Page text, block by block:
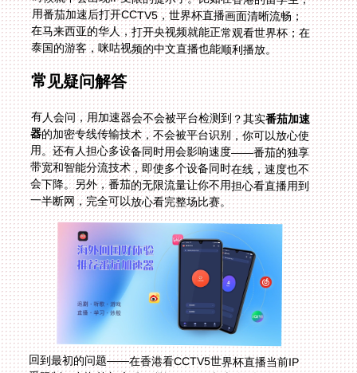
泰国的游客，咪咕视频的中文直播也能顺利播放。
常见疑问解答
有人会问，用加速器会不会被平台检测到？其实番茄加速
器的加密专线传输技术，不会被平台识别，你可以放心使
用。还有人担心多设备同时用会影响速度——番茄的独享
带宽和智能分流技术，即使多个设备同时在线，速度也不
会下降。另外，番茄的无限流量让你不用担心看直播用到
一半断网，完全可以放心看完整场比赛。
回到最初的问题——在香港看CCTV5世界杯直播当前IP